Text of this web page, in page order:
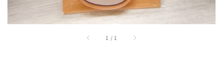
1 / 1